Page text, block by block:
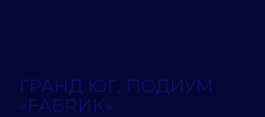
ГРАНД ЮГ. ПОДИУМ
«FАБRИК»